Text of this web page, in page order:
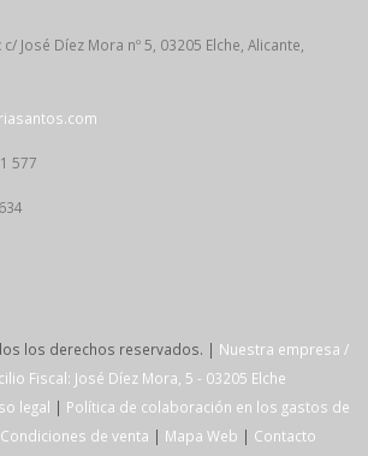
c/ José Díez Mora nº 5, 03205 Elche, Alicante,
577
los derechos reservados. | Nuestra empresa /
Fiscal: José Díez Mora, 5 - 03205 Elche
legal | Política de colaboración en los gastos de
Condiciones de venta | Mapa Web | Contacto